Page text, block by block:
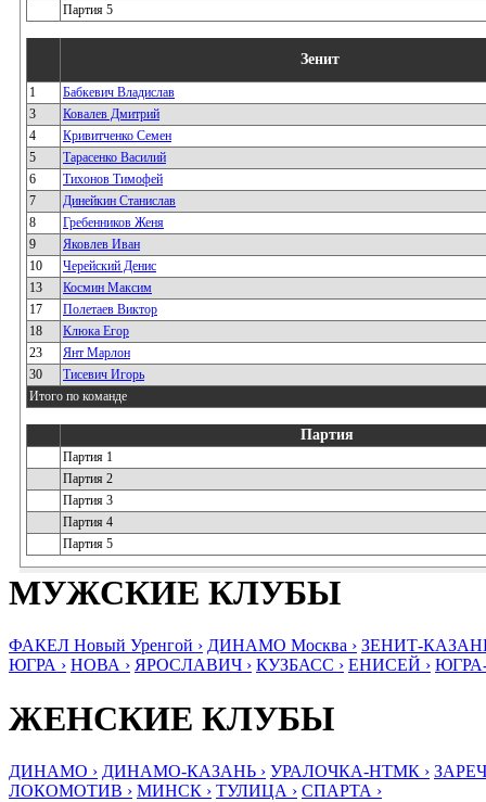
Партия 5
Зенит
1
Бабкевич Владислав
3
Ковалев Дмитрий
4
Кривитченко Семен
5
Тарасенко Василий
6
Тихонов Тимофей
7
Динейкин Станислав
8
Гребенников Женя
9
Яковлев Иван
10
Черейский Денис
13
Космин Максим
17
Полетаев Виктор
18
Клюка Егор
23
Янт Марлон
30
Тисевич Игорь
Итого по команде
Партия
Партия 1
Партия 2
Партия 3
Партия 4
Партия 5
МУЖСКИЕ КЛУБЫ
ФАКЕЛ Новый Уренгой › ДИНАМО Москва › ЗЕНИТ-
ЮГРА › НОВА › ЯРОСЛАВИЧ › КУЗБАСС › ЕНИСЕЙ ›
ЖЕНСКИЕ КЛУБЫ
ДИНАМО › ДИНАМО-КАЗАНЬ › УРАЛОЧКА-НТМК ›
ЛОКОМОТИВ › МИНСК › ТУЛИЦА › СПАРТА ›